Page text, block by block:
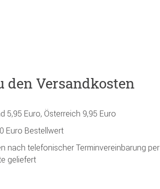
den Versandkosten
5,95 Euro, Österreich 9,95 Euro
Euro Bestellwert
nach telefonischer Terminvereinbarung per
geliefert